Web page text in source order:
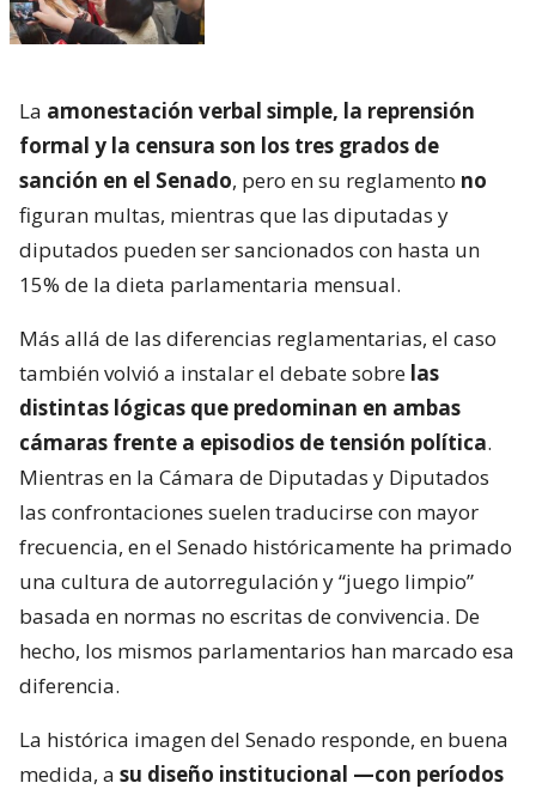
La amonestación verbal simple, la reprensión
formal y la censura son los tres grados de
sanción en el Senado, pero en su reglamento no
figuran multas, mientras que las diputadas y
diputados pueden ser sancionados con hasta un
15% de la dieta parlamentaria mensual.
Más allá de las diferencias reglamentarias, el caso
también volvió a instalar el debate sobre las
distintas lógicas que predominan en ambas
cámaras frente a episodios de tensión política.
Mientras en la Cámara de Diputadas y Diputados
las confrontaciones suelen traducirse con mayor
frecuencia, en el Senado históricamente ha primado
una cultura de autorregulación y “juego limpio”
basada en normas no escritas de convivencia. De
hecho, los mismos parlamentarios han marcado esa
diferencia.
La histórica imagen del Senado responde, en buena
medida, a su diseño institucional —con períodos